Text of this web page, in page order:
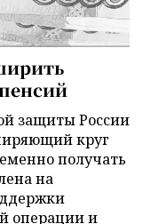
защиты России
круг
получать
на
операции и